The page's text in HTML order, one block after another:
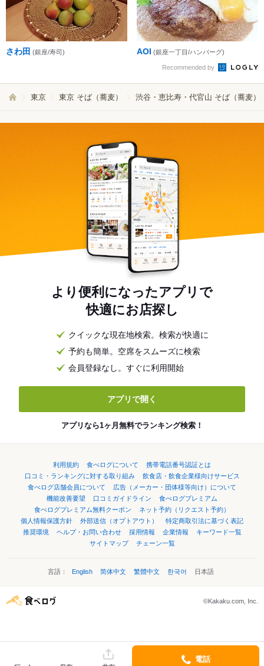
さわ田 (銀座/寿司) AOI (銀座一丁目/ハンバーグ)
Recommended by
東京 東京 そば（蕎麦） 渋谷・恵比寿・代官山 そば（蕎麦）
より便利になったアプリで
快適にお店探し
クイックな現在地検索。検索が快適に
予約も簡単。空席をスムーズに検索
会員登録なし。すぐに利用開始
アプリで開く
アプリなら1ヶ月無料でランキング検索！
利用規約 食べログについて
携帯電話番号認証とは
口コミ・ランキングに対する取り組み
飲食店・飲食企業様向けサービス
食べログ店舗会員について
広告（メーカー・団体様等向け）について
機能改善要望
口コミガイドライン
食べログプレミアム
食べログプレミアム無料クーポン
ネット予約（リクエスト予約）
個人情報保護方針
外部送信（オプトアウト）
特定商取引法に基づく表記
推奨環境
ヘルプ・お問い合わせ 採用情報 企業情報
キーワード一覧
サイトマップ
チェーン一覧
言語： English 简体中文 繁體中文 한국어 日本語
©Kakaku.com, Inc.
電話